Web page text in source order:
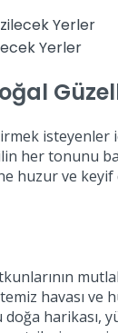
Yerler
isteyenler
her tonunu
huzur ve
havası ve
harikası,